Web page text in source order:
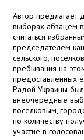
Автор предлагает
выборах абзацем
считаться
председателем
сельского,
пребывания на
предоставленных
Радой Украины
внеочередные
поселковым,
по количеству
участие в